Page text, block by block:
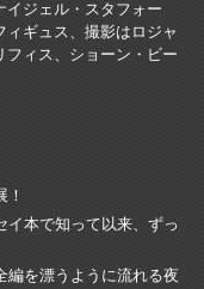
イジェル・スタフォー
ィギュス、撮影はロジャ
フィス、ショーン・ビー
！
イ本で知って以来、ずっ
編を漂うように流れる夜